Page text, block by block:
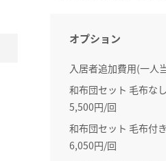
オプション
入居者追加費用(一人
和布団セット 毛布な
5,500円/回
和布団セット 毛布付
6,050円/回